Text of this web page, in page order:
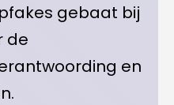
gebaat bij
de
en